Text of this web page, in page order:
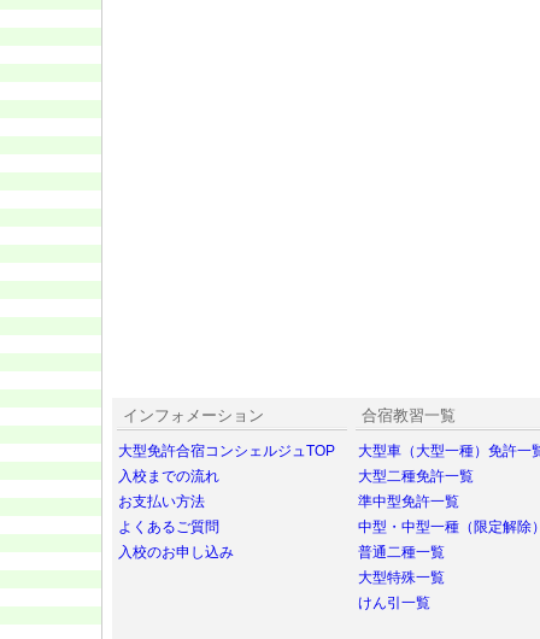
インフォメーション
大型免許合宿コンシェルジュTOP
入校までの流れ
お支払い方法
よくあるご質問
入校のお申し込み
合宿教習一覧
大型車（大型一種）免許一
大型二種免許一覧
準中型免許一覧
中型・中型一種（限定解除
普通二種一覧
大型特殊一覧
けん引一覧